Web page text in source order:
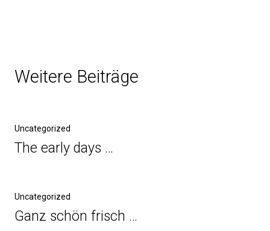
Weitere Beiträge
Uncategorized
The early days …
Uncategorized
Ganz schön frisch …